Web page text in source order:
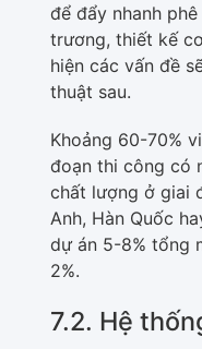
để đẩy nhanh
trương, thiết kế
hiện các vấn đề
thuật sau.
Khoảng 60-70%
đoạn thi công có
chất lượng ở giai
Anh, Hàn Quốc
dự án 5-8% tổng
2%.
7.2. Hệ